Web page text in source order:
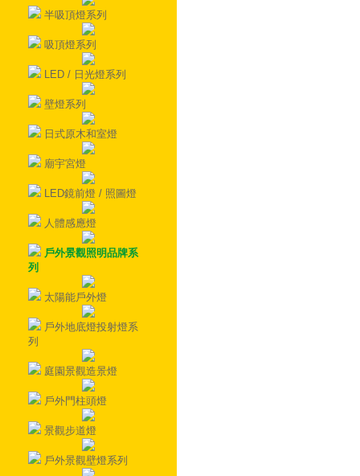
半吸頂燈系列
吸頂燈系列
LED / 日光燈系列
壁燈系列
日式原木和室燈
廟宇宮燈
LED鏡前燈 / 照圖燈
人體感應燈
戶外景觀照明品牌系
列
太陽能戶外燈
戶外地底燈投射燈系
列
庭園景觀造景燈
戶外門柱頭燈
景觀步道燈
戶外景觀壁燈系列